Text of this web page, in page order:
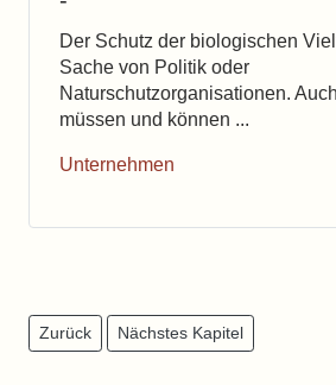
Der Schutz der biologischen
Sache von Politik oder
Naturschutzorganisationen.
müssen und können ...
Unternehmen
Zurück Nächstes Kapitel